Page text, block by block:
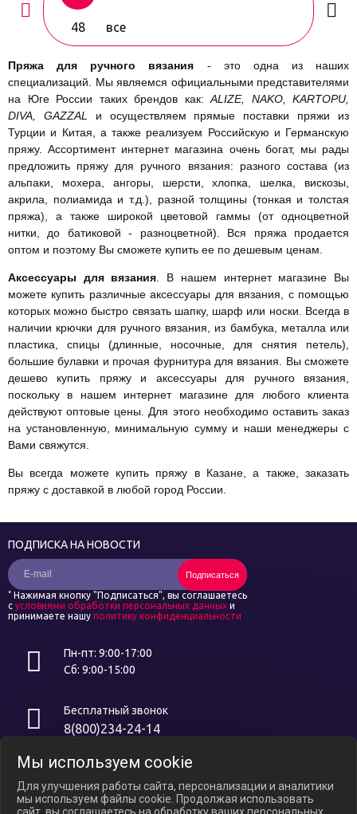
48 все
Пряжа для ручного вязания - это одна из наших
специализаций. Мы являемся официальными представителями
на Юге России таких брендов как:ALIZE, NAKO, KARTOPU,
DIVA, GAZZAL и осуществляем прямые поставки пряжи из
Турции и Китая, а также реализуем Российскую и Германскую
пряжу. Ассортимент интернет магазина очень богат, мы рады
предложить пряжу для ручного вязания: разного состава (из
альпаки, мохера, ангоры, шерсти, хлопка, шелка, вискозы,
акрила, полиамида и т.д.), разной толщины (тонкая и толстая
пряжа), а также широкой цветовой гаммы (от одноцветной
нитки, до батиковой - разноцветной). Вся пряжа продается
оптом и поэтому Вы сможете купить ее по дешевым ценам.
Аксессуары для вязания. В нашем интернет магазине Вы
можете купить различные аксессуары для вязания, с помощью
которых можно быстро связать шапку, шарф или носки. Всегда в
наличии крючки для ручного вязания, из бамбука, металла или
пластика, спицы (длинные, носочные, для снятия петель),
большие булавки и прочая фурнитура для вязания. Вы сможете
дешево купить пряжу и аксессуары для ручного вязания,
поскольку в нашем интернет магазине для любого клиента
действуют оптовые цены. Для этого необходимо оставить заказ
на установленную, минимальную сумму и наши менеджеры с
Вами свяжутся.
Вы всегда можете купить пряжу в Казане, а также, заказать
пряжу с доставкой в любой город России.
Пн-пт: 9:00-17:00
Сб: 9:00-15:00
Бесплатный звонок
8(800)234-24-14
Интернет ресурс носит исключительно информационный характер и
437 ГК РФ. В связи с ослаблением курса российского рубля цены на
сайте могут варьироваться, уточняйте актуальные цены у
ПОДПИСКА НА НОВОСТИ
Подписаться
* Нажимая кнопку "Подписаться", вы соглашаетесь
с условиями обработки персональных данных и
принимаете нашу политику конфиденциальности
Мы используем cookie
Для улучшения работы сайта, персонализации и аналитики
мы используем файлы cookie. Продолжая использовать